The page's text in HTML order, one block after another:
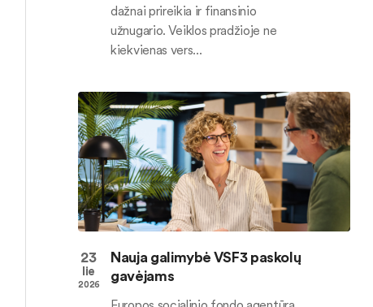
dažnai prireikia ir finansinio
užnugario. Veiklos pradžioje ne
kiekvienas vers...
23
lie
2026
Nauja galimybė VSF3 paskolų
gavėjams